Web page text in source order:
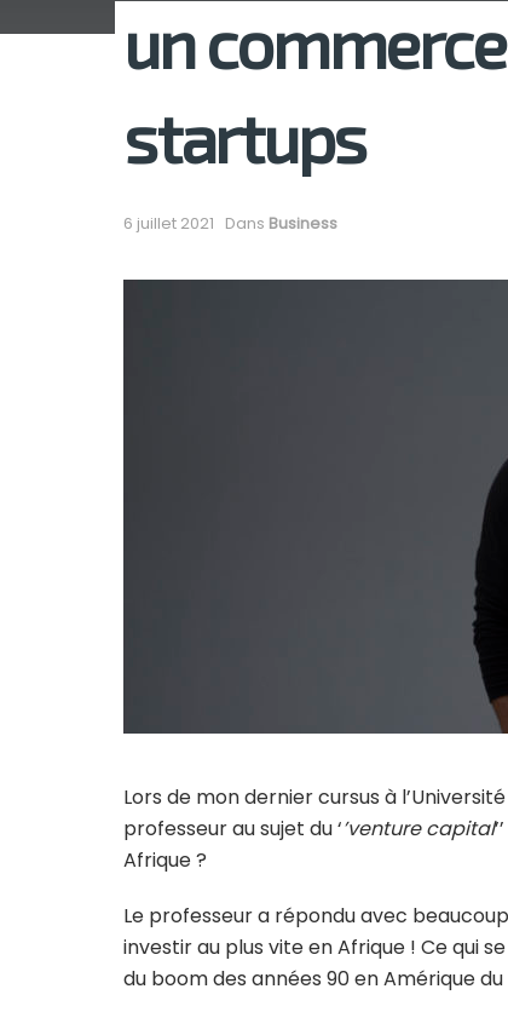
un
startups
6 juillet 2021 Dans Business
Lors de mon dernier cursus à
professeur au sujet du ‘’venture capital
Afrique ?
Le professeur a répondu avec
investir au plus vite en Afrique ! Ce qui
du boom des années 90 en Amérique